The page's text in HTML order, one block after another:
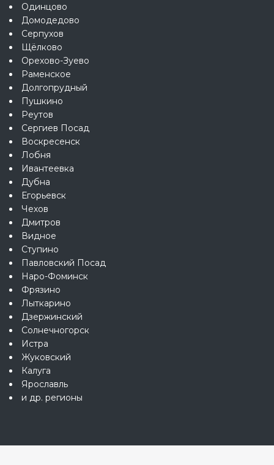
Одинцово
Домодедово
Серпухов
Щёлково
Орехово-Зуево
Раменское
Долгопрудный
Пушкино
Реутов
Сергиев Посад
Воскресенск
Лобня
Ивантеевка
Дубна
Егорьевск
Чехов
Дмитров
Видное
Ступино
Павловский Посад
Наро-Фоминск
Фрязино
Лыткарино
Дзержинский
Солнечногорск
Истра
Жуковский
Калуга
Ярославль
и др. регионы